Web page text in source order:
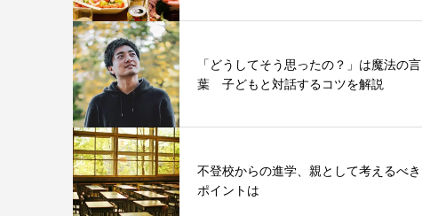
「どうしてそう思ったの？」は魔法の言
葉 子どもと対話するコツを解説
不登校からの進学、親として考えるべき
ポイントは